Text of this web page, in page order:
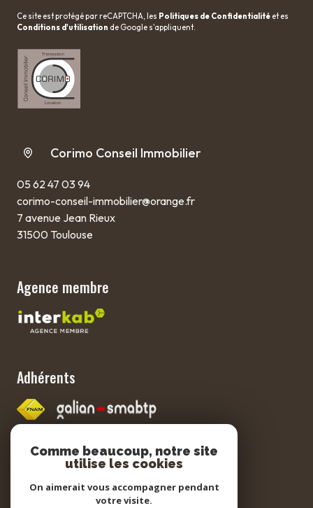
Ce site est protégé par reCAPTCHA, les Politiques de Confidentialité et es
Conditions d'utilisation de Google s'appliquent.
Corimo Conseil Immobilier
05 62 47 03 94
corimo-conseil-immobilier@orange.fr
7 avenue Jean Rieux
31500 Toulouse
Agence membre
Adhérents
Comme beaucoup, notre site
utilise les cookies
On aimerait vous accompagner pendant
votre visite.